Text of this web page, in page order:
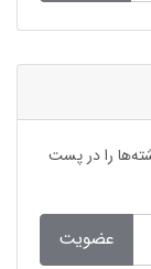
را در پست
عضویت